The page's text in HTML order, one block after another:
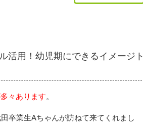
活用！幼児期にできるイメージト
々あります。
卒業生Aちゃんが訪ねて来てくれまし